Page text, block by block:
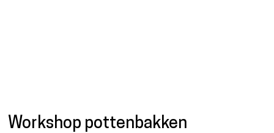
Presentatie
Workshop pottenbakken